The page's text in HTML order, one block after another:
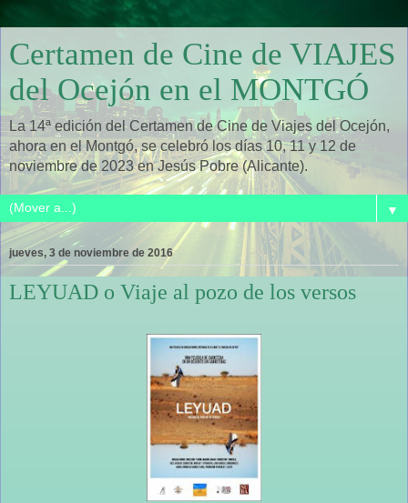
Certamen de Cine de VIAJES
del Ocejón en el MONTGÓ
La 14ª edición del Certamen de Cine de Viajes del Ocejón,
ahora en el Montgó, se celebró los días 10, 11 y 12 de
noviembre de 2023 en Jesús Pobre (Alicante).
▼
jueves, 3 de noviembre de 2016
LEYUAD o Viaje al pozo de los versos